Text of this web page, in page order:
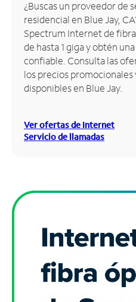
Administrar
cuenta
Encuentra
una
tienda
¿Buscas un proveedor de
residencial en Blue Jay,
Spectrum Internet de
de hasta 1 giga y obtén
confiable. Consulta las
los precios
disponibles en Blue Jay.
Ver ofertas de Internet
Servicio de llamadas